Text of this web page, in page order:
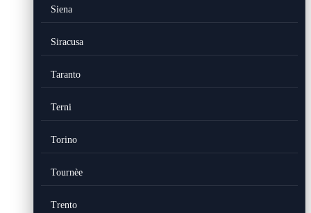
Siena
Siracusa
Taranto
Terni
Torino
Tournèe
Trento